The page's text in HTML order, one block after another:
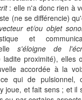
: elle n'a donc rien à
(ne se différencie)
et/ou objet
et
s'éloigne de
ladite proximité), elles
accordée à la
qui de pulsionnel,
joue, et fait sens ; et il